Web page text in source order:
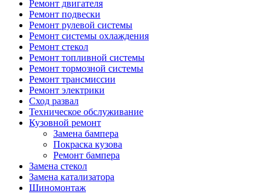
Ремонт двигателя
Ремонт подвески
Ремонт рулевой системы
Ремонт системы охлаждения
Ремонт стекол
Ремонт топливной системы
Ремонт тормозной системы
Ремонт трансмиссии
Ремонт электрики
Сход развал
Техническое обслуживание
Кузовной ремонт
Замена бампера
Покраска кузова
Ремонт бампера
Замена стекол
Замена катализатора
Шиномонтаж